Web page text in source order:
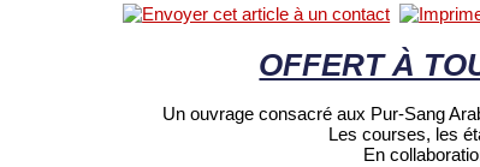
OFFERT À
Un ouvrage consacré aux Pur-Sang
Les courses, les
En